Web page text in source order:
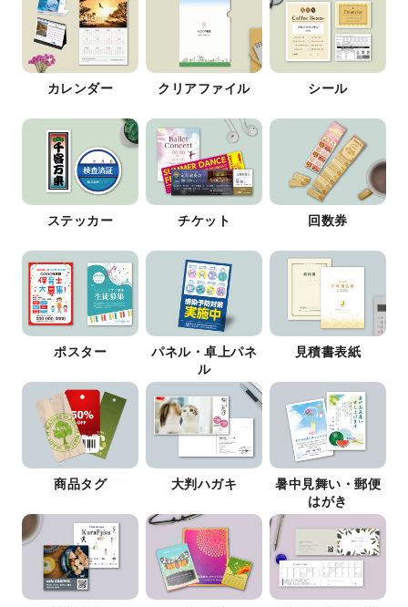
カレンダー クリアファイル シール
ステッカー チケット 回数券
ポスター
パネル・卓上パネ
ル
見積書表紙
商品タグ 大判ハガキ
暑中見舞い・郵便
はがき